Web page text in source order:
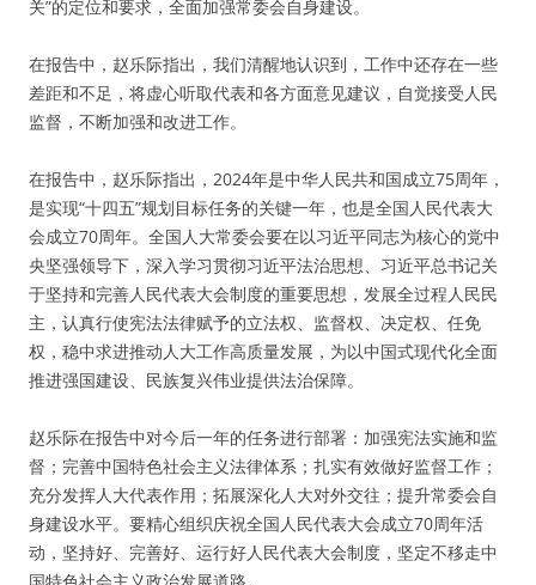
关”的定位和要求，全面加强常委会自身建设。
在报告中，赵乐际指出，我们清醒地认识到，工作中还存在一些
差距和不足，将虚心听取代表和各方面意见建议，自觉接受人民
监督，不断加强和改进工作。
在报告中，赵乐际指出，2024年是中华人民共和国成立75周年，
是实现“十四五”规划目标任务的关键一年，也是全国人民代表大
会成立70周年。全国人大常委会要在以习近平同志为核心的党中
央坚强领导下，深入学习贯彻习近平法治思想、习近平总书记关
于坚持和完善人民代表大会制度的重要思想，发展全过程人民民
主，认真行使宪法法律赋予的立法权、监督权、决定权、任免
权，稳中求进推动人大工作高质量发展，为以中国式现代化全面
推进强国建设、民族复兴伟业提供法治保障。
赵乐际在报告中对今后一年的任务进行部署：加强宪法实施和监
督；完善中国特色社会主义法律体系；扎实有效做好监督工作；
充分发挥人大代表作用；拓展深化人大对外交往；提升常委会自
身建设水平。要精心组织庆祝全国人民代表大会成立70周年活
动，坚持好、完善好、运行好人民代表大会制度，坚定不移走中